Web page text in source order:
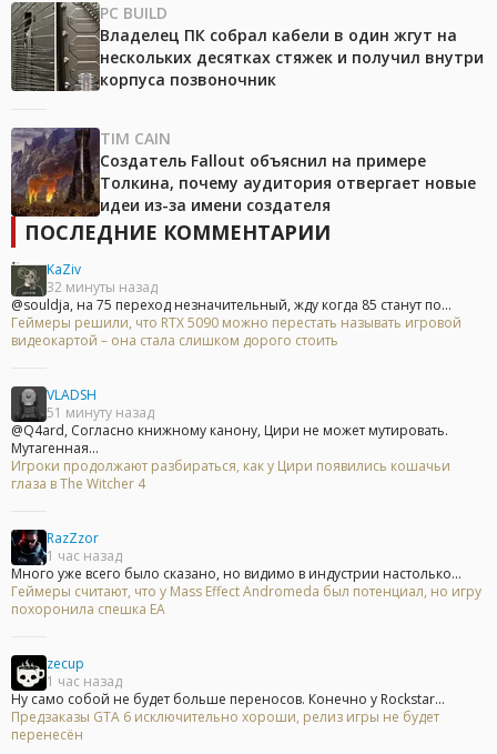
PC BUILD
Владелец ПК собрал кабели в один жгут на
нескольких десятках стяжек и получил внутри
корпуса позвоночник
TIM CAIN
Создатель Fallout объяснил на примере
Толкина, почему аудитория отвергает новые
идеи из-за имени создателя
ПОСЛЕДНИЕ КОММЕНТАРИИ
KaZiv
32 минуты назад
@souldja, на 75 переход незначительный, жду когда 85 станут по...
Геймеры решили, что RTX 5090 можно перестать называть игровой
видеокартой – она стала слишком дорого стоить
VLADSH
51 минуту назад
@Q4ard, Согласно книжному канону, Цири не может мутировать.
Мутагенная...
Игроки продолжают разбираться, как у Цири появились кошачьи
глаза в The Witcher 4
RazZzor
1 час назад
Много уже всего было сказано, но видимо в индустрии настолько...
Геймеры считают, что у Mass Effect Andromeda был потенциал, но игру
похоронила спешка EA
zecup
1 час назад
Ну само собой не будет больше переносов. Конечно у Rockstar...
Предзаказы GTA 6 исключительно хороши, релиз игры не будет
перенесён